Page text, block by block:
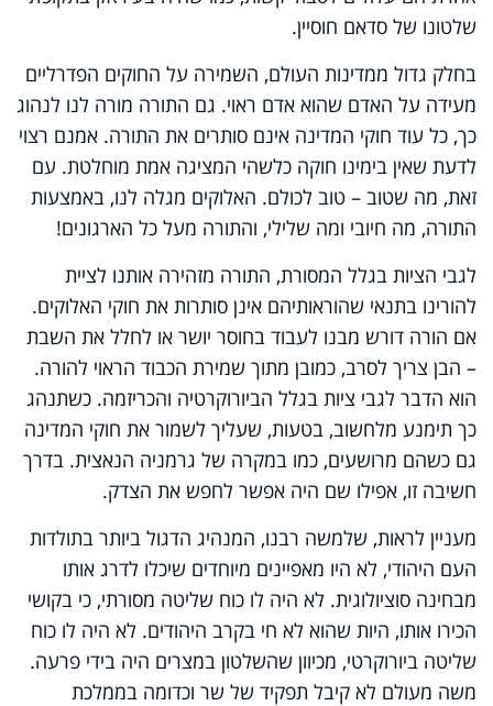
שלטונו של סדאם חוסיין.
בחלק גדול ממדינות העולם, השמירה על החוקים הפדרליים
מעידה על האדם שהוא אדם ראוי. גם התורה מורה לנו לנהוג
כך, כל עוד חוקי המדינה אינם סותרים את התורה. אמנם רצוי
לדעת שאין בימינו חוקה כלשהי המציגה אמת מוחלטת. עם
זאת, מה שטוב – טוב לכולם. האלוקים מגלה לנו, באמצעות
התורה, מה חיובי ומה שלילי, והתורה מעל כל הארגונים!
לגבי הציות בגלל המסורת, התורה מזהירה אותנו לציית
להורינו בתנאי שהוראותיהם אינן סותרות את חוקי האלוקים.
אם הורה דורש מבנו לעבוד בחוסר יושר או לחלל את השבת
– הבן צריך לסרב, כמובן מתוך שמירת הכבוד הראוי להורה.
הוא הדבר לגבי ציות בגלל הביורוקרטיה והכריזמה. כשתנהג
כך תימנע מלחשוב, בטעות, שעליך לשמור את חוקי המדינה
גם כשהם מרושעים, כמו במקרה של גרמניה הנאצית. בדרך
חשיבה זו, אפילו שם היה אפשר לחפש את הצדק.
מעניין לראות, שלמשה רבנו, המנהיג הדגול ביותר בתולדות
העם היהודי, לא היו מאפיינים מיוחדים שיכלו לדרג אותו
מבחינה סוציולוגית. לא היה לו כוח שליטה מסורתי, כי בקושי
הכירו אותו, היות שהוא לא חי בקרב היהודים. לא היה לו כוח
שליטה ביורוקרטי, מכיוון שהשלטון במצרים היה בידי פרעה.
משה מעולם לא קיבל תפקיד של שר וכדומה בממלכת